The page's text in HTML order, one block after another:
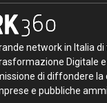
network in Italia
Digitale e
di diffondere la
e pubbliche